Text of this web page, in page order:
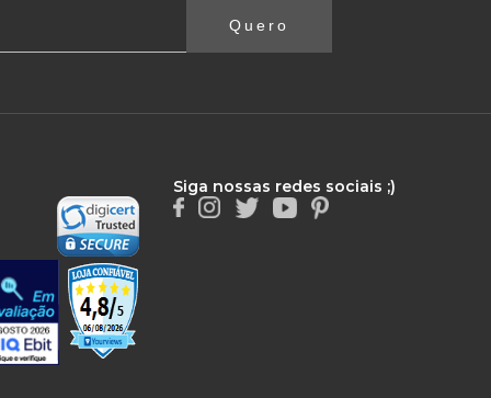
Quero
Siga nossas redes sociais ;)